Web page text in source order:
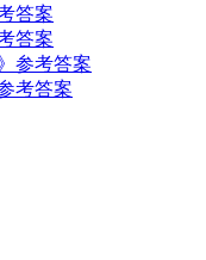
答案
答案
参考答案
考答案